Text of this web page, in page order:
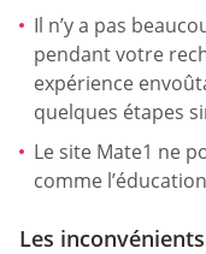
Il n’y a pas
pendant votre
expérience
quelques étapes
Le site Mate1 ne
comme
Les inconvénients